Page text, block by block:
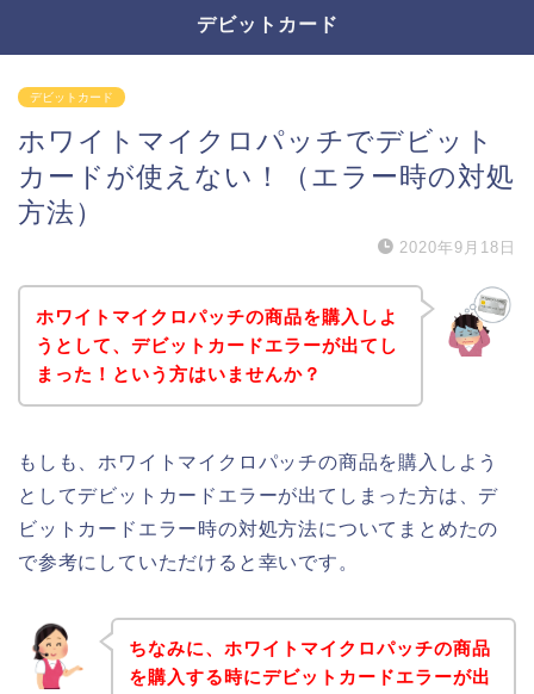
デビットカード
デビットカード
ホワイトマイクロパッチでデビット
カードが使えない！（エラー時の対処
方法）
2020年9月18日
ホワイトマイクロパッチの商品を購入しよ
うとして、デビットカードエラーが出てし
まった！という方はいませんか？
もしも、ホワイトマイクロパッチの商品を購入しよう
としてデビットカードエラーが出てしまった方は、デ
ビットカードエラー時の対処方法についてまとめたの
で参考にしていただけると幸いです。
ちなみに、ホワイトマイクロパッチの商品
を購入する時にデビットカードエラーが出